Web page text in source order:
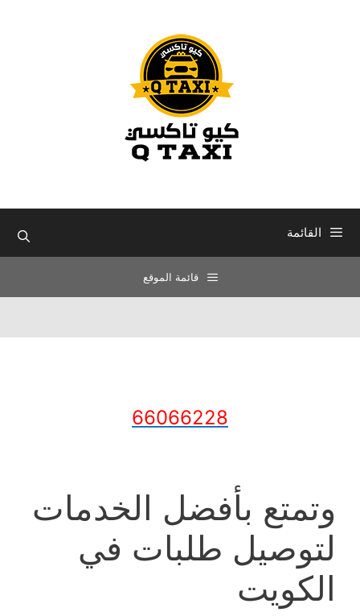
القائمة
قائمة الموقع
66066228
وتمتع بأفضل الخدمات
لتوصيل طلبات في
الكويت